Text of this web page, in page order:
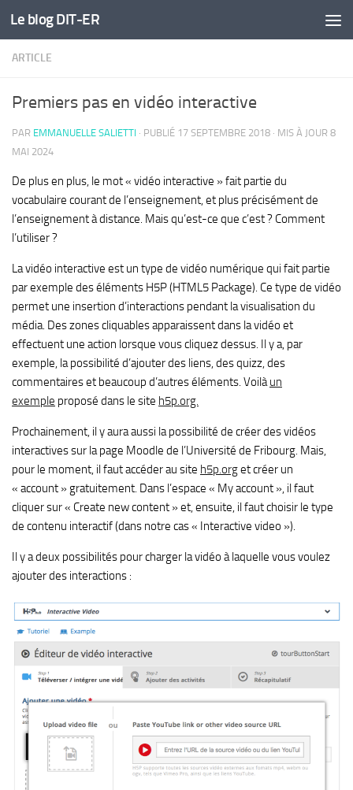
Skip to content
Le blog DIT-ER
ARTICLE
Premiers pas en vidéo interactive
PAR EMMANUELLE SALIETTI · PUBLIÉ 17 SEPTEMBRE 2018 · MIS À JOUR 8
MAI 2024
De plus en plus, le mot « vidéo interactive » fait partie du
vocabulaire courant de l’enseignement, et plus précisément de
l’enseignement à distance. Mais qu’est-ce que c’est ? Comment
l’utiliser ?
La vidéo interactive est un type de vidéo numérique qui fait partie
par exemple des éléments H5P (HTML5 Package). Ce type de vidéo
permet une insertion d’interactions pendant la visualisation du
média. Des zones cliquables apparaissent dans la vidéo et
effectuent une action lorsque vous cliquez dessus. Il y a, par
exemple, la possibilité d’ajouter des liens, des quizz, des
commentaires et beaucoup d’autres éléments. Voilàun
exemple proposé dans le site h5p.org.
Prochainement, il y aura aussi la possibilité de créer des vidéos
interactives sur la page Moodle de l’Université de Fribourg. Mais,
pour le moment, il faut accéder au site h5p.orget créer un
« account » gratuitement. Dans l’espace « My account », il faut
cliquer sur « Create new content » et, ensuite, il faut choisir le type
de contenu interactif (dans notre cas « Interactive video »).
Il y a deux possibilités pour charger la vidéo à laquelle vous voulez
ajouter des interactions :